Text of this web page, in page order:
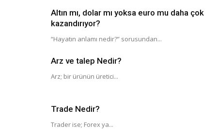
Altın mı, dolar mı yoksa euro mu daha çok
kazandırıyor?
“Hayatın anlamı nedir?” sorusundan...
Arz ve talep Nedir?
Arz; bir ürünün üretici...
Trade Nedir?
Trader ise; Forex ya...